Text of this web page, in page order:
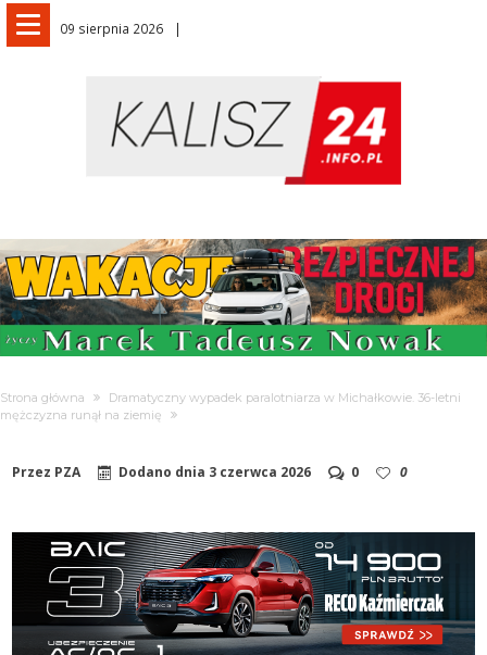
09 sierpnia 2026
Strona główna
Dramatyczny wypadek paralotniarza w Michałkowie. 36-letni
mężczyzna runął na ziemię
Przez PZA Dodano dnia 3 czerwca 2026 0 0